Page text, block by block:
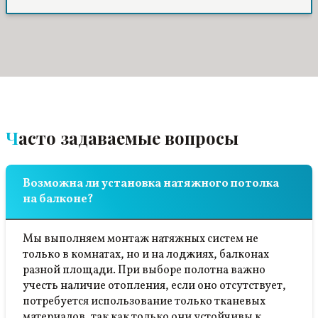
Часто задаваемые вопросы
Возможна ли установка натяжного потолка
на балконе?
Мы выполняем монтаж натяжных систем не
только в комнатах, но и на лоджиях, балконах
разной площади. При выборе полотна важно
учесть наличие отопления, если оно отсутствует,
потребуется использование только тканевых